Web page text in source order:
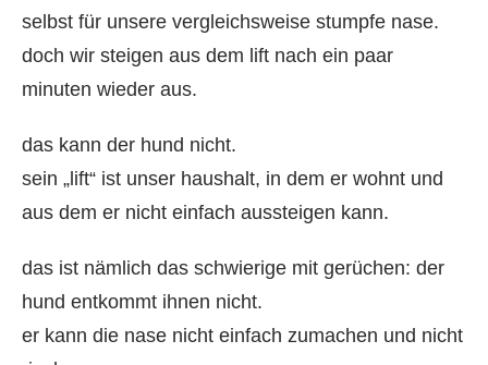
selbst für unsere vergleichsweise stumpfe nase.
doch wir steigen aus dem lift nach ein paar
minuten wieder aus.
das kann der hund nicht.
sein „lift“ ist unser haushalt, in dem er wohnt und
aus dem er nicht einfach aussteigen kann.
das ist nämlich das schwierige mit gerüchen: der
hund entkommt ihnen nicht.
er kann die nase nicht einfach zumachen und nicht